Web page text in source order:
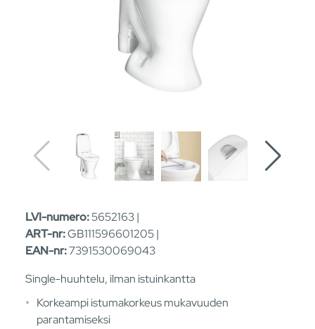
LVI-numero:5652163 |
ART-nr:GB111596601205 |
EAN-nr:7391530069043
Single-huuhtelu, ilman istuinkantta
Korkeampi istumakorkeus mukavuuden
parantamiseksi